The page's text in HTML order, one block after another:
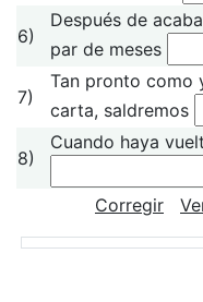
6)
Después de
par de meses
7)
Tan pronto como
carta, saldremos
8)
Cuando haya
Corregir